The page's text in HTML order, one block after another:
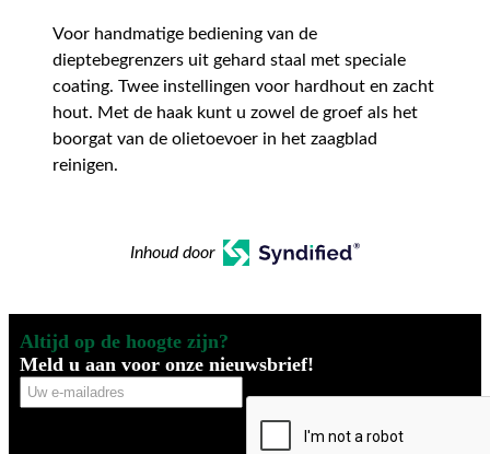
Voor handmatige bediening van de
dieptebegrenzers uit gehard staal met speciale
coating. Twee instellingen voor hardhout en zacht
hout. Met de haak kunt u zowel de groef als het
boorgat van de olietoevoer in het zaagblad
reinigen.
Inhoud door
Altijd op de hoogte zijn?
Meld u aan voor onze nieuwsbrief!
Uw
e-